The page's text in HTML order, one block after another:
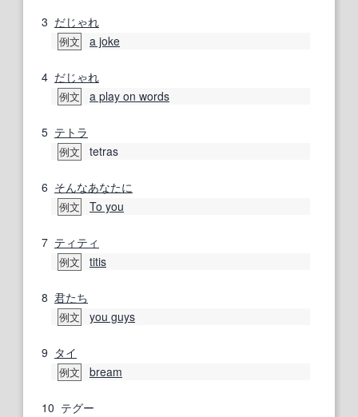
3 だじゃれ
例文 a joke
4 だじゃれ
例文 a play on words
5 テトラ
例文 tetras
6 そんなあなたに
例文 To you
7 ティティ
例文 titis
8 君たち
例文 you guys
9 タイ
例文 bream
10 テグー